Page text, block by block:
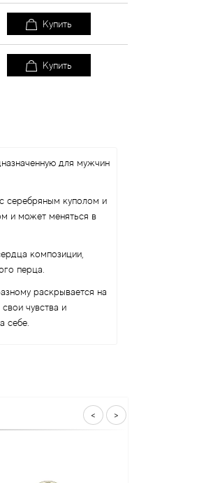
Купить
Купить
для мужчин
серебряным куполом и
и может меняться в
композиции,
перца.
раскрывается на
чувства и
себе.
< >